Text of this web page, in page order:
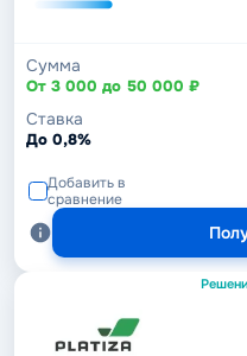
Сумма
От 3 000 до 50 000 ₽
Ставка
До 0,8%
Добавить в
сравнение